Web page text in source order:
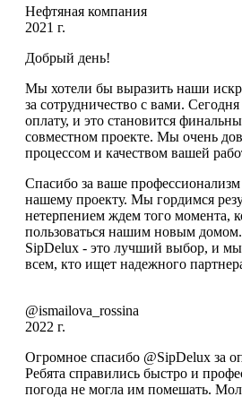
Нефтяная компания
2021 г.
Добрый день!
Мы хотели бы выразить наши
за сотрудничество с вами.
оплату, и это становится
совместном проекте. Мы очень
процессом и качеством вашей
Спасибо за ваше
нашему проекту. Мы гордимся
нетерпением ждем того момента,
пользоваться нашим новым
SipDelux - это лучший выбор, и мы
всем, кто ищет надежного
@ismailova_rossina
2022 г.
Огромное спасибо @SipDelux за
Ребята справились быстро и
погода не могла им помешать.